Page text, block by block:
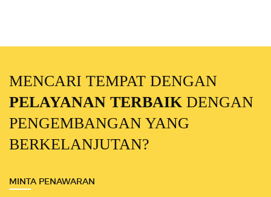
MENCARI TEMPAT DENGAN
PELAYANAN TERBAIK DENGAN
PENGEMBANGAN YANG
BERKELANJUTAN?
MINTA PENAWARAN